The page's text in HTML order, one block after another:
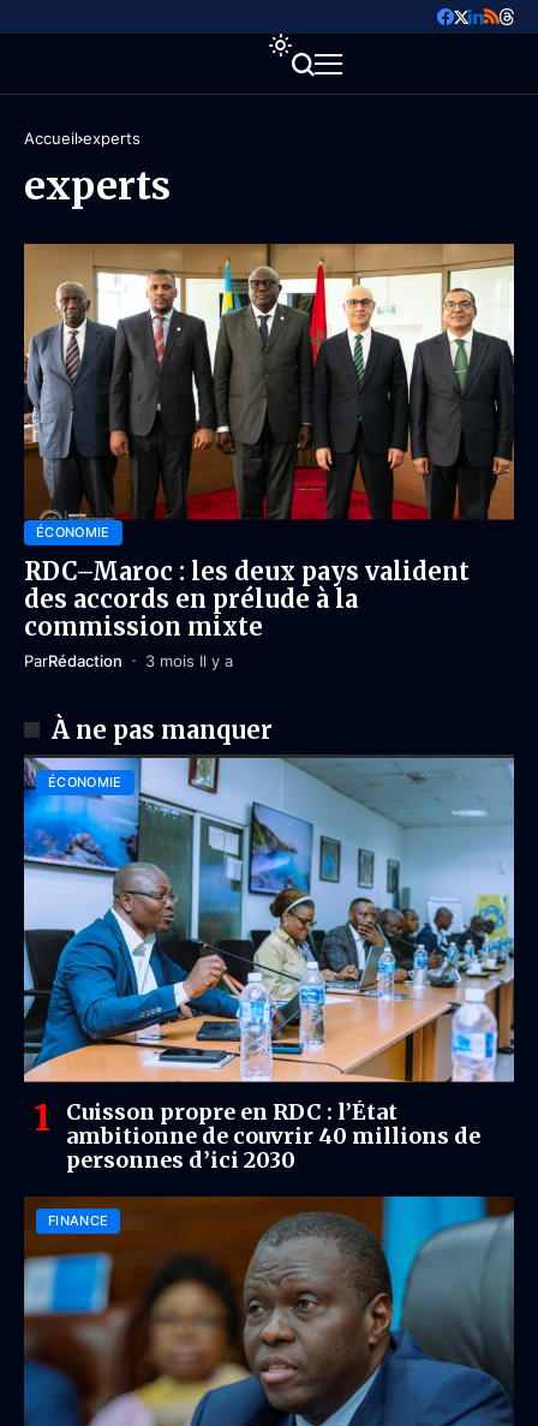
Accueil experts
experts
ÉCONOMIE
RDC–Maroc : les deux pays valident
des accords en prélude à la
commission mixte
ParRédaction 3 mois Il y a
À ne pas manquer
ÉCONOMIE
Cuisson propre en RDC : l’État
ambitionne de couvrir 40 millions de
personnes d’ici 2030
FINANCE